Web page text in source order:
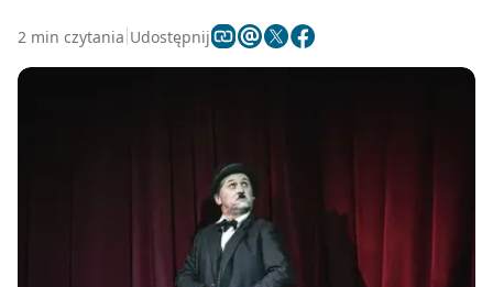
2 min czytania Udostępnij